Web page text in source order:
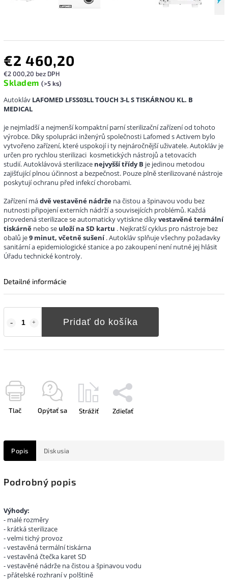
€2 460,20
€2 000,20 bez DPH
Skladem (>5 ks)
Pridať do košíka
Autokláv LAFOMED LFSS03LL TOUCH 3-L S TISKÁRNOU KL. B
MEDICAL
je nejmladší a nejmenší kompaktní parní sterilizační zařízení od tohoto
výrobce. Díky spolupráci inženýrů společnosti Lafomed s Activem bylo
vytvořeno zařízení, které uspokojí i ty nejnáročnější uživatele.Autokláv je
určen pro rychlou sterilizaci kosmetických nástrojů a tetovacích
studií.Autoklávová sterilizace nejvyššítřídy B je jedinou metodou
zajišťující plnou účinnost a bezpečnost. Pouze plně sterilizované nástroje
poskytují ochranu před infekcí chorobami.
Zařízení mádvě vestavěné nádrže na čistou a špinavou vodu bez
nutnosti připojení externích nádrží a souvisejících problémů. Každá
provedená sterilizace se automaticky vytiskne díkyvestavěné termální
tiskárně nebo se uloží na SD kartu . Nejkratší cyklus pro nástroje bez
obalů je9 minut, včetně sušení .Autokláv splňuje všechny požadavky
sanitární a epidemiologické stanice a po zakoupení není nutné jej hlásit
Úřadu technické kontroly.
Detailné informácie
Tlač Opýtať sa Strážiť Zdieľať
Popis Diskusia
Podrobný popis
Výhody:
- malé rozměry
- krátká sterilizace
- velmi tichý provoz
- vestavěná termální tiskárna
- vestavěná čtečka karet SD
- vestavěné nádrže na čistou a špinavou vodu
- přátelské rozhraní v polštině